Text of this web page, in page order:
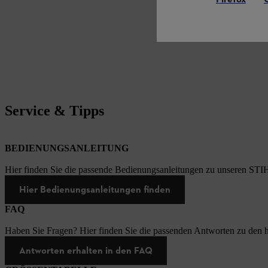
Service & Tipps
BEDIENUNGSANLEITUNG
Hier finden Sie die passende Bedienungsanleitungen zu unseren
Hier Bedienungsanleitungen finden
FAQ
Haben Sie Fragen? Hier finden Sie die passenden Antworten zu den
Antworten erhalten in den FAQ